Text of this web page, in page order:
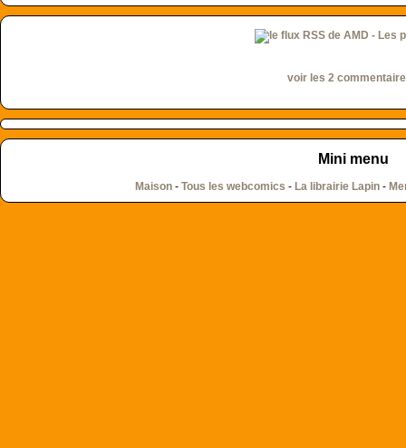
voir les 2
Mini menu
Maison- Tous les webcomics - La librairie Lapin-